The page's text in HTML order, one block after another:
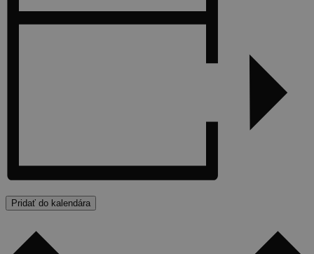
Pridať do kalendára